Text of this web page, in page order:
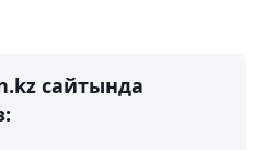
сайтында